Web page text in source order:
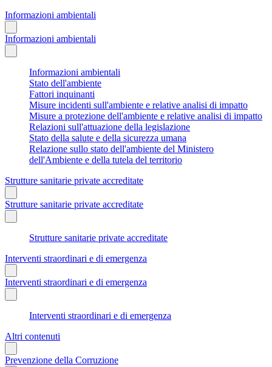
Informazioni ambientali
Informazioni ambientali
Informazioni ambientali
Stato dell'ambiente
Fattori inquinanti
Misure incidenti sull'ambiente e relative analisi di impatto
Misure a protezione dell'ambiente e relative analisi di impatto
Relazioni sull'attuazione della legislazione
Stato della salute e della sicurezza umana
Relazione sullo stato dell'ambiente del Ministero
dell'Ambiente e della tutela del territorio
Strutture sanitarie private accreditate
Strutture sanitarie private accreditate
Strutture sanitarie private accreditate
Interventi straordinari e di emergenza
Interventi straordinari e di emergenza
Interventi straordinari e di emergenza
Altri contenuti
Prevenzione della Corruzione